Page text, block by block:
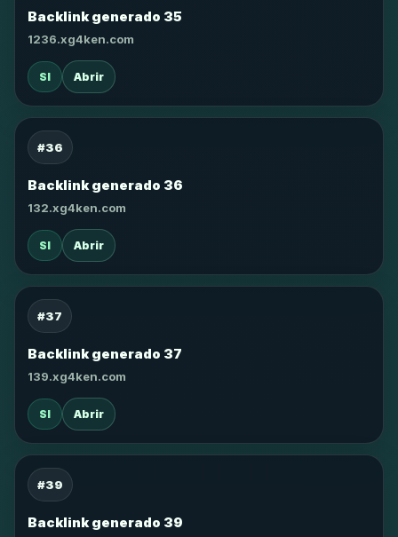
Backlink generado 35
1236.xg4ken.com
SI Abrir
#36
Backlink generado 36
132.xg4ken.com
SI Abrir
#37
Backlink generado 37
139.xg4ken.com
SI Abrir
#39
Backlink generado 39